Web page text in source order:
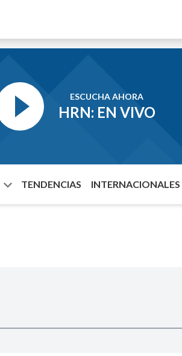
ESCUCHA AHORA
HRN: EN VIVO
TENDENCIAS INTERNACIONALES